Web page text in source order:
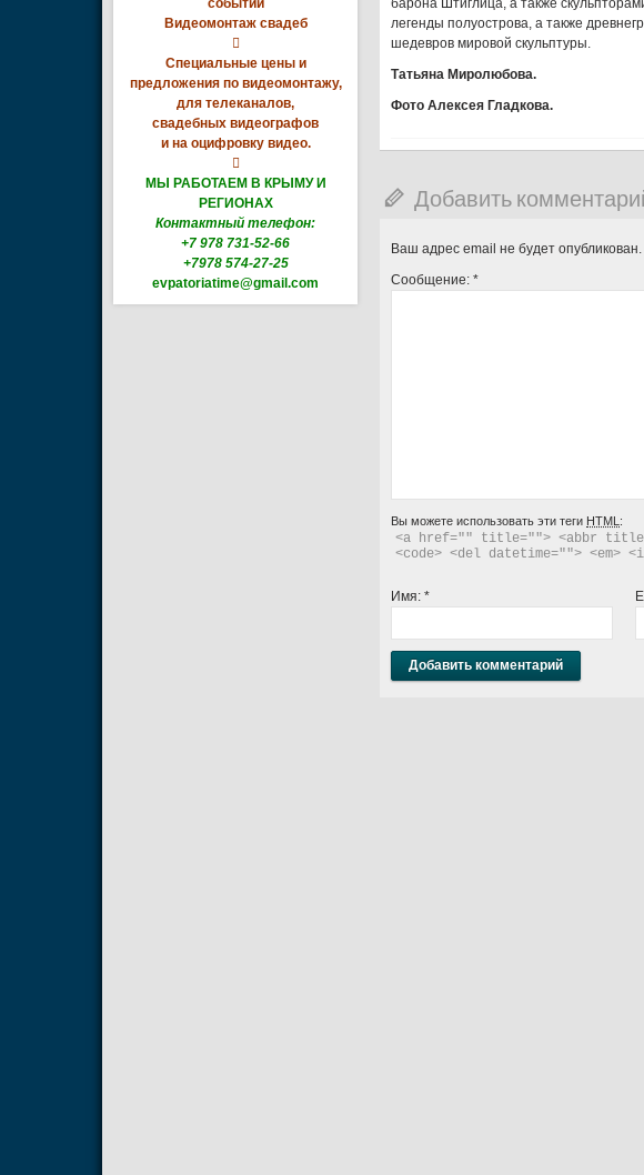
Видеомонтаж свадеб

Специальные цены и
предложения по видеомонтажу,
для телеканалов,
свадебных видеографов
и на оцифровку видео.

МЫ РАБОТАЕМ В КРЫМУ И
РЕГИОНАХ
Контактный телефон:
+7 978 731-52-66
+7978 574-27-25
evpatoriatime@gmail.com
барона Штиглица, а также
легенды полуострова, а также
шедевров мировой скульптуры.
Татьяна Миролюбова.
Фото Алексея Гладкова.
Добавить
Ваш адрес email не будет опубликован.
Сообщение: *
Вы можете использовать эти теги HTML :
<a href="" title=""> <abbr
<code> <del datetime=""> <em>
Имя: *